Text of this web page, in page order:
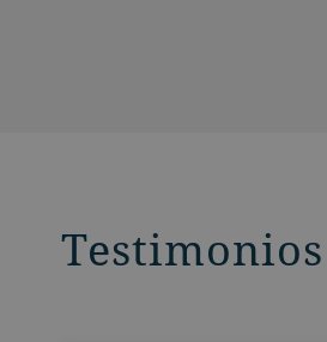
Testimonios